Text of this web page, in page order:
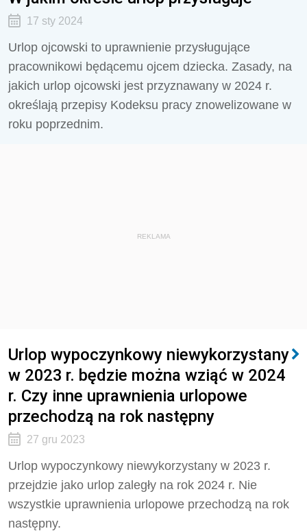
17 sty 2024
Urlop ojcowski to uprawnienie przysługujące
pracownikowi będącemu ojcem dziecka. Zasady, na
jakich urlop ojcowski jest przyznawany w 2024 r.
określają przepisy Kodeksu pracy znowelizowane w
roku poprzednim.
REKLAMA
Urlop wypoczynkowy niewykorzystany
w 2023 r. będzie można wziąć w 2024
r. Czy inne uprawnienia urlopowe
przechodzą na rok następny
27 gru 2023
Urlop wypoczynkowy niewykorzystany w 2023 r.
przejdzie jako urlop zaległy na rok 2024 r. Nie
wszystkie uprawnienia urlopowe przechodzą na rok
następny.